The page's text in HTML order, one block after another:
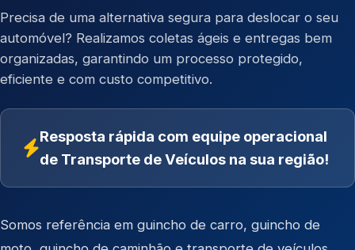
Precisa de uma alternativa segura para deslocar o seu
automóvel? Realizamos coletas ágeis e entregas bem
organizadas, garantindo um processo protegido,
eficiente e com custo competitivo.
Resposta rápida com equipe operacional
de Transporte de Veículos na sua região!
Somos referência em guincho de carro, guincho de